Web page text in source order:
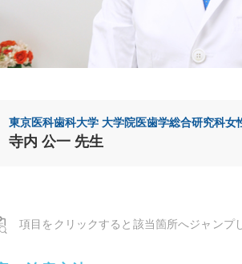
東京医科歯科大学 大学院医歯学総合研究科
寺内 公一 先生
項目をクリックすると該当箇所へジャンプ